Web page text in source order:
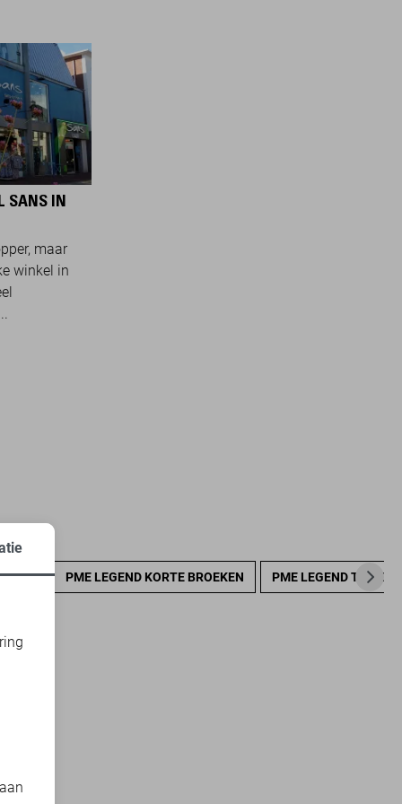
SANS IN
maar
winkel in
PME LEGEND KORTE BROEKEN PME LEGEND TRUIEN